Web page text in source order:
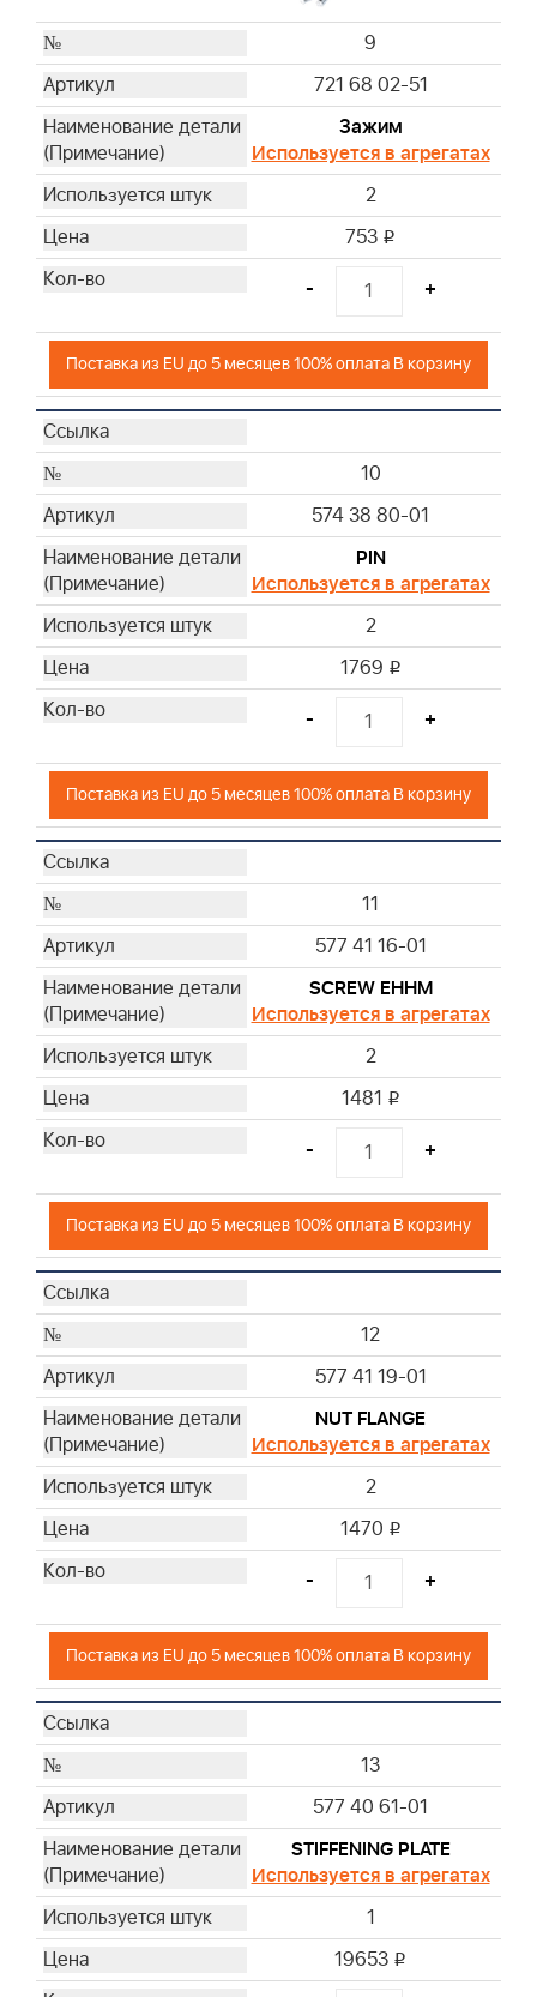
9
721 68 02-51
Зажим
Используется в агрегатах
2
753 i
- +
Поставка из EU до 5 месяцев 100% оплата В корзину
10
574 38 80-01
PIN
Используется в агрегатах
2
1769 i
- +
Поставка из EU до 5 месяцев 100% оплата В корзину
11
577 41 16-01
SCREW EHHM
Используется в агрегатах
2
1481 i
- +
Поставка из EU до 5 месяцев 100% оплата В корзину
12
577 41 19-01
NUT FLANGE
Используется в агрегатах
2
1470 i
- +
Поставка из EU до 5 месяцев 100% оплата В корзину
13
577 40 61-01
STIFFENING PLATE
Используется в агрегатах
1
19653 i